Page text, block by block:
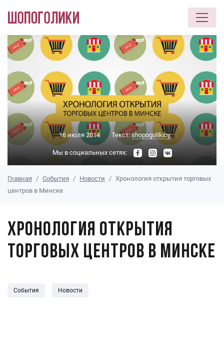
Перейти к основному содержанию
16 июля 2014 Текст:shopogolikiby
Мы в социальных сетях:
Главная События Новости
Хронология открытия торговых
центров в Минске
Хронология открытия
торговых центров в Минске
События Новости